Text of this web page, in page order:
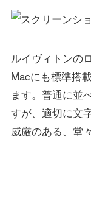
ルイヴィトンの
Macにも標準搭
ます。普通に並
すが、適切に文
威厳のある、堂